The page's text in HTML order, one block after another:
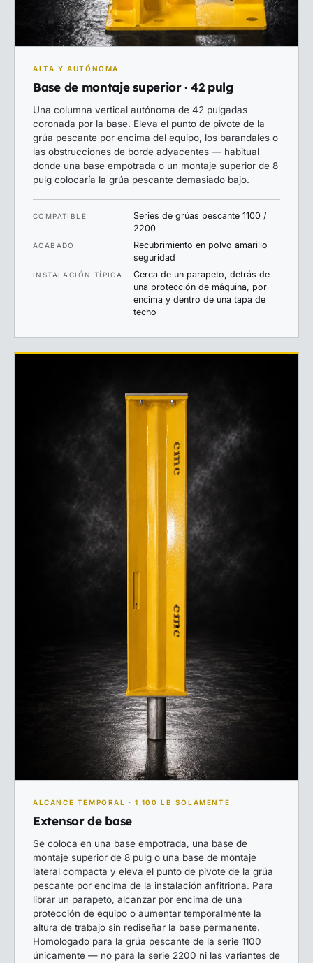
ALTA Y AUTÓNOMA
Base de montaje superior · 42 pulg
Una columna vertical autónoma de 42 pulgadas
coronada por la base. Eleva el punto de pivote de la
grúa pescante por encima del equipo, los barandales o
las obstrucciones de borde adyacentes — habitual
donde una base empotrada o un montaje superior de 8
pulg colocaría la grúa pescante demasiado bajo.
COMPATIBLE
Series de grúas pescante 1100 /
2200
ACABADO
Recubrimiento en polvo amarillo
seguridad
INSTALACIÓN TÍPICA
Cerca de un parapeto, detrás de
una protección de máquina, por
encima y dentro de una tapa de
techo
ALCANCE TEMPORAL · 1,100 LB SOLAMENTE
Extensor de base
Se coloca en una base empotrada, una base de
montaje superior de 8 pulg o una base de montaje
lateral compacta y eleva el punto de pivote de la grúa
pescante por encima de la instalación anfitriona. Para
librar un parapeto, alcanzar por encima de una
protección de equipo o aumentar temporalmente la
altura de trabajo sin rediseñar la base permanente.
Homologado para la grúa pescante de la serie 1100
únicamente — no para la serie 2200 ni las variantes de